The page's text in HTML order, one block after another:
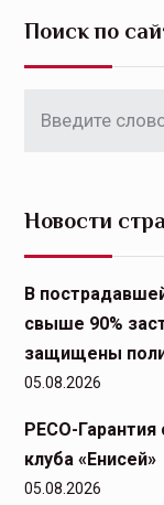
Поиск по
Новости
В
свыше 90%
защищены
05.08.2026
РЕСО-Гарантия
клуба «Енисей»
05.08.2026